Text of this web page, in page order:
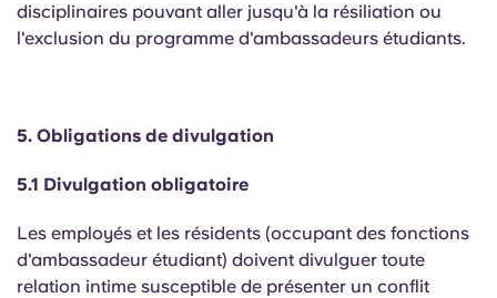
disciplinaires pouvant aller jusqu'à la résiliation ou
l'exclusion du programme d'ambassadeurs étudiants.
5. Obligations de divulgation
5.1 Divulgation obligatoire
Les employés et les résidents (occupant des fonctions
d'ambassadeur étudiant) doivent divulguer toute
relation intime susceptible de présenter un conflit